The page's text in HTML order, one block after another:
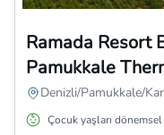
Ramada Resort
Pamukkale
Denizli/Pamukkale/
Çocuk yaşları